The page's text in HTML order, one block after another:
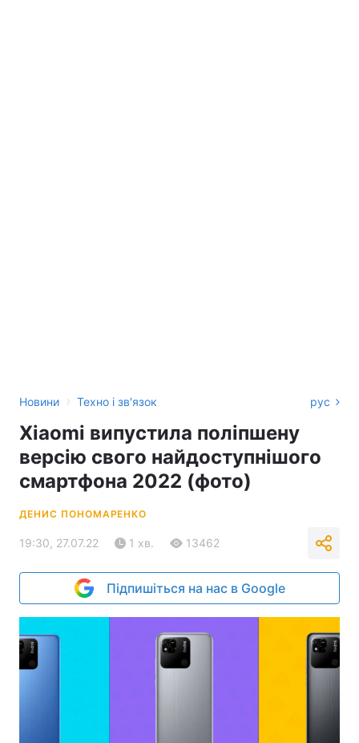
Новини › Техно і зв'язок рус
Xiaomi випустила поліпшену
версію свого найдоступнішого
смартфона 2022 (фото)
ДЕНИС ПОНОМАРЕНКО
19:30, 27.07.22 1 хв. 13462
Підпишіться на нас в Google